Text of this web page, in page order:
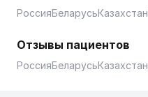
РоссияБеларусьКазахстан
Отзывы пациентов
РоссияБеларусьКазахстан